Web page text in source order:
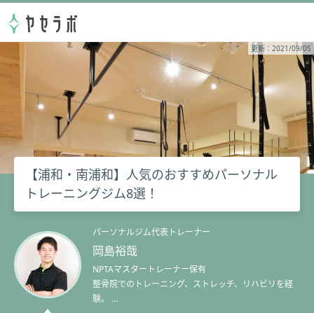
更新：2021/09/05
【浦和・南浦和】人気のおすすめパーソナル
トレーニングジム8選！
パーソナルジム代表トレーナー
岡島裕哉
NPTAマスタートレーナー保有
整骨院でのトレーニング、ストレッチ、リハビリを経
験。